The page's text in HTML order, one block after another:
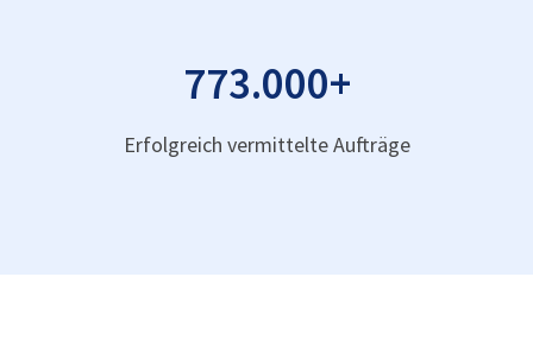
773.000+
Erfolgreich vermittelte Aufträge